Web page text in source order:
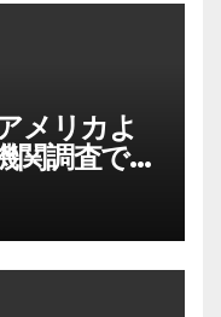
メリカよ
調査で初